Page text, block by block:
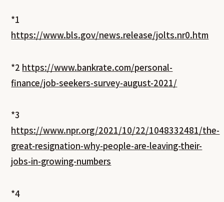
*1
https://www.bls.gov/news.release/jolts.nr0.htm
*2 https://www.bankrate.com/personal-
finance/job-seekers-survey-august-2021/
*3
https://www.npr.org/2021/10/22/1048332481/the-
great-resignation-why-people-are-leaving-their-
jobs-in-growing-numbers
*4